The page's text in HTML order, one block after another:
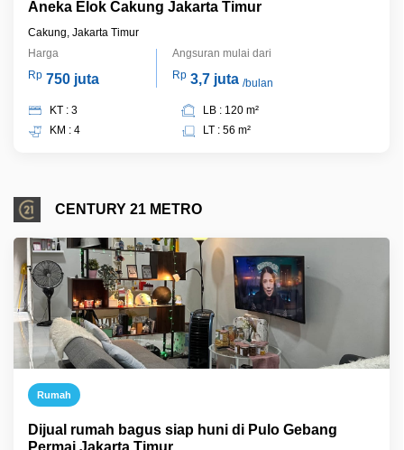
Aneka Elok Cakung Jakarta Timur
Cakung, Jakarta Timur
Harga
Rp 750 juta
Angsuran mulai dari
Rp 3,7 juta /bulan
KT : 3
KM : 4
LB : 120 m²
LT : 56 m²
CENTURY 21 METRO
Rumah
Dijual rumah bagus siap huni di Pulo Gebang
Permai Jakarta Timur